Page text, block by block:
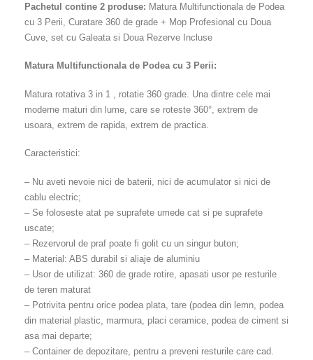
Pachetul contine 2 produse: Matura Multifunctionala de Podea
cu 3 Perii, Curatare 360 de grade + Mop Profesional cu Doua
Cuve, set cu Galeata si Doua Rezerve Incluse
Matura Multifunctionala de Podea cu 3 Perii:
Matura rotativa 3 in 1 , rotatie 360 grade. Una dintre cele mai
moderne maturi din lume, care se roteste 360°, extrem de
usoara, extrem de rapida, extrem de practica.
Caracteristici:
– Nu aveti nevoie nici de baterii, nici de acumulator si nici de
cablu electric;
– Se foloseste atat pe suprafete umede cat si pe suprafete
uscate;
– Rezervorul de praf poate fi golit cu un singur buton;
– Material: ABS durabil si aliaje de aluminiu
– Usor de utilizat: 360 de grade rotire, apasati usor pe resturile
de teren maturat
– Potrivita pentru orice podea plata, tare (podea din lemn, podea
din material plastic, marmura, placi ceramice, podea de ciment si
asa mai departe;
– Container de depozitare, pentru a preveni resturile care cad.